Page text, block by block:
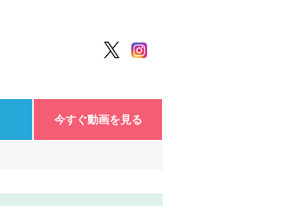
今すぐ動画を見る